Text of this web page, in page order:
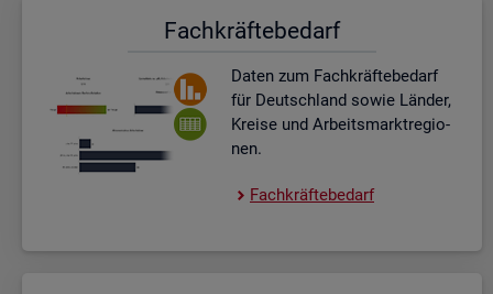
Fach­kräf­te­be­darf
Daten zum Fach­kräf­te­be­darf
für Deutsch­land sowie Län­der,
Krei­se und Ar­beits­markt­re­gio­
nen.
Fach­kräf­te­be­darf